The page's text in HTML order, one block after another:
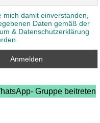
mich damit einverstanden,
Daten gemäß der
& Datenschutzerklärung
Gruppe beitreten